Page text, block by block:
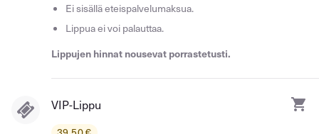
Ei sisällä eteispalvelumaksua.
Lippua ei voi palauttaa.
Lippujen hinnat nousevat porrastetusti.
VIP-Lippu